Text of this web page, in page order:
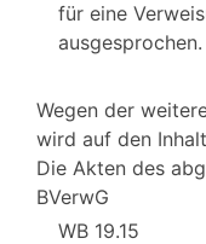
für eine
ausgesprochen.
Wegen der
wird auf den
Die Akten des
BVerwG
WB 19.15